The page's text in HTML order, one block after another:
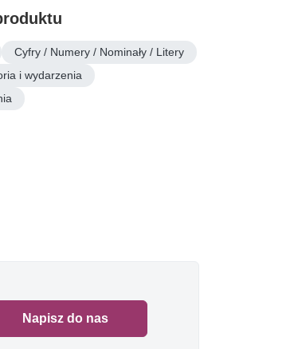
Cyfry / Numery / Nominały / Litery
i wydarzenia
Napisz do nas